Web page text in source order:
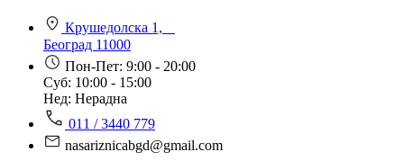
Крушедолска 1,
Београд 11000
Пон-Пет: 9:00 - 20:00
Суб: 10:00 - 15:00
Нед: Нерадна
011 / 3440 779
nasariznicabgd@gmail.com